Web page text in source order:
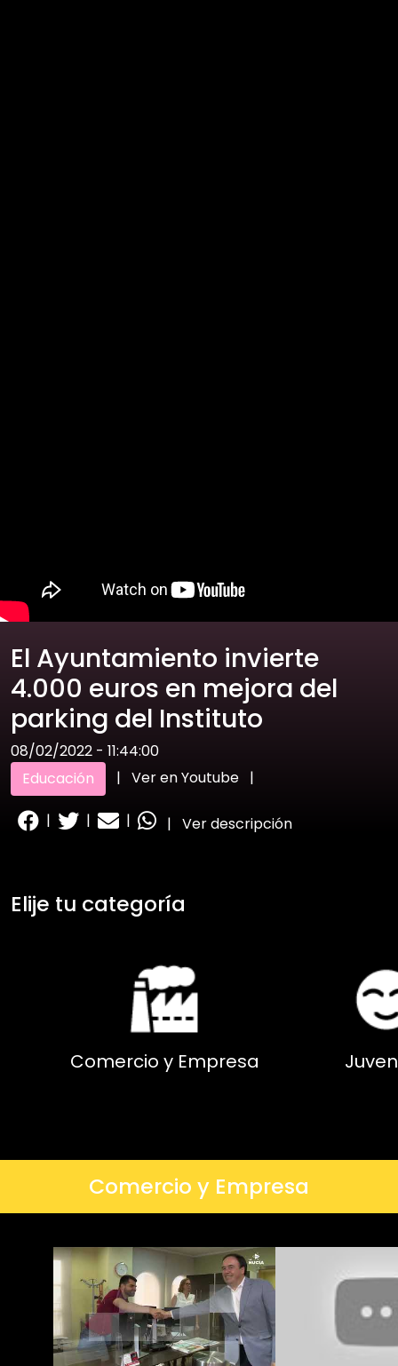
El Ayuntamiento invierte
4.000 euros en mejora del
parking del Instituto
08/02/2022 - 11:44:00
Educación
| Ver en Youtube |
| | | | Ver descripción
Elije tu categoría
Comercio y Empresa
Comercio y Empresa